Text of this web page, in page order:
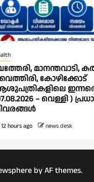
മാനന്തവാടി,
കോഴിക്കോട്
– വെള്ളി )
12 hours ago news desk
by AF themes.